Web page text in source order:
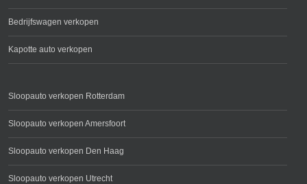
Bedrijfswagen verkopen
Kapotte auto verkopen
Sloopauto verkopen Rotterdam
Sloopauto verkopen Amersfoort
Sloopauto verkopen Den Haag
Sloopauto verkopen Utrecht